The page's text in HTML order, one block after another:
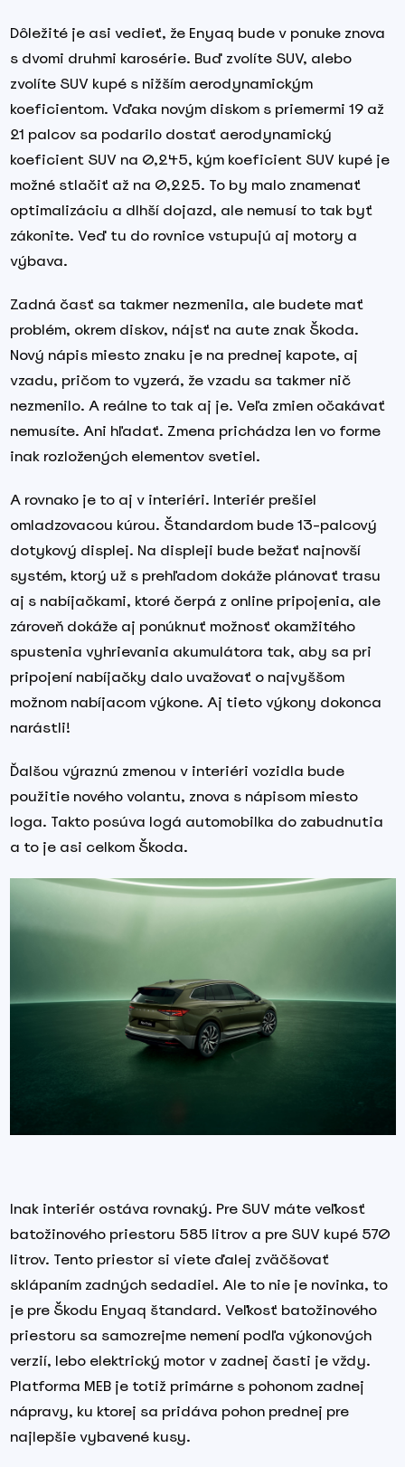
Dôležité je asi vedieť, že Enyaq bude v ponuke znova
s dvomi druhmi karosérie. Buď zvolíte SUV, alebo
zvolíte SUV kupé s nižším aerodynamickým
koeficientom. Vďaka novým diskom s priemermi 19 až
21 palcov sa podarilo dostať aerodynamický
koeficient SUV na 0,245, kým koeficient SUV kupé je
možné stlačiť až na 0,225. To by malo znamenať
optimalizáciu a dlhší dojazd, ale nemusí to tak byť
zákonite. Veď tu do rovnice vstupujú aj motory a
výbava.
Zadná časť sa takmer nezmenila, ale budete mať
problém, okrem diskov, nájsť na aute znak Škoda.
Nový nápis miesto znaku je na prednej kapote, aj
vzadu, pričom to vyzerá, že vzadu sa takmer nič
nezmenilo. A reálne to tak aj je. Veľa zmien očakávať
nemusíte. Ani hľadať. Zmena prichádza len vo forme
inak rozložených elementov svetiel.
A rovnako je to aj v interiéri. Interiér prešiel
omladzovacou kúrou. Štandardom bude 13-palcový
dotykový displej. Na displeji bude bežať najnovší
systém, ktorý už s prehľadom dokáže plánovať trasu
aj s nabíjačkami, ktoré čerpá z online pripojenia, ale
zároveň dokáže aj ponúknuť možnosť okamžitého
spustenia vyhrievania akumulátora tak, aby sa pri
pripojení nabíjačky dalo uvažovať o najvyššom
možnom nabíjacom výkone. Aj tieto výkony dokonca
narástli!
Ďalšou výraznú zmenou v interiéri vozidla bude
použitie nového volantu, znova s nápisom miesto
loga. Takto posúva logá automobilka do zabudnutia
a to je asi celkom Škoda.
Inak interiér ostáva rovnaký. Pre SUV máte veľkosť
batožinového priestoru 585 litrov a pre SUV kupé 570
litrov. Tento priestor si viete ďalej zväčšovať
sklápaním zadných sedadiel. Ale to nie je novinka, to
je pre Škodu Enyaq štandard. Veľkosť batožinového
priestoru sa samozrejme nemení podľa výkonových
verzií, lebo elektrický motor v zadnej časti je vždy.
Platforma MEB je totiž primárne s pohonom zadnej
nápravy, ku ktorej sa pridáva pohon prednej pre
najlepšie vybavené kusy.